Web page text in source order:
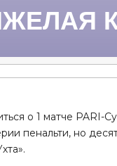
о 1 матче PARI-
пенальти, но